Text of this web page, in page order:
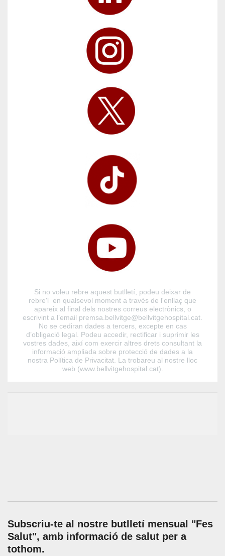
Si no voleu rebre aquest butlletí, podeu deixar de
rebre'l en qualsevol moment a través de l'enllaç que
apareix al final dels nostres correus electrònics, o
escrivint a l’email premsa.bellvitge@bellvitgehospital.cat.
No se cediran dades a tercers, excepte en cas
d’obligació legal. Podeu accedir, rectificar i suprimir les
vostres dades, així com exercir altres drets consultant la
informació ampliada sobre protecció de dades a la
nostra Política de Privacitat. La trobareu al nostre lloc
web (www.bellvitgehospital.cat).
Subscriu-te al nostre butlletí mensual "Fes
Salut", amb informació de salut per a
tothom.